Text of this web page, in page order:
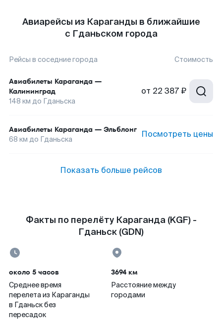
Авиарейсы из Караганды в ближайшие
с Гданьском города
Рейсы в соседние города Стоимость
Авиабилеты Караганда —
Калининград
148 км до Гданьска
от 22 387 ₽
Авиабилеты Караганда — Эльблонг
68 км до Гданьска Посмотреть цены
Показать больше рейсов
Факты по перелёту Караганда (KGF) -
Гданьск (GDN)
около 5 часов
Среднее время
перелета из Караганды
в Гданьск без
пересадок
3694 км
Расстояние между
городами